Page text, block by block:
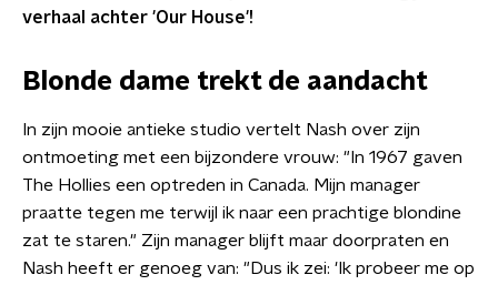
verhaal achter 'Our House'!
Blonde dame trekt de aandacht
In zijn mooie antieke studio vertelt Nash over zijn
ontmoeting met een bijzondere vrouw: "In 1967 gaven
The Hollies een optreden in Canada. Mijn manager
praatte tegen me terwijl ik naar een prachtige blondine
zat te staren." Zijn manager blijft maar doorpraten en
Nash heeft er genoeg van: "Dus ik zei: 'Ik probeer me op